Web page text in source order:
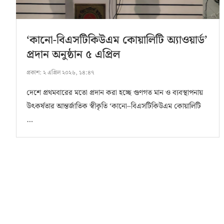
‘কানো-বিএসটিকিউএম কোয়ালিটি অ্যাওয়ার্ড’
প্রদান অনুষ্ঠান ৫ এপ্রিল
প্রকাশ: ২ এপ্রিল ২০২৬, ১৪:৪৭
দেশে প্রথমবারের মতো প্রদান করা হচ্ছে গুণগত মান ও ব্যবস্থাপনায়
উৎকর্ষতার আন্তর্জাতিক স্বীকৃতি ‘কানো–বিএসটিকিউএম কোয়ালিটি
…